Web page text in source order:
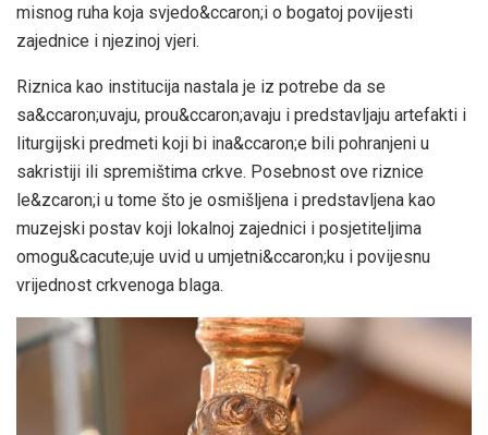
misnog ruha koja svjedo&ccaron;i o bogatoj povijesti
zajednice i njezinoj vjeri.
Riznica kao institucija nastala je iz potrebe da se
sa&ccaron;uvaju, prou&ccaron;avaju i predstavljaju artefakti i
liturgijski predmeti koji bi ina&ccaron;e bili pohranjeni u
sakristiji ili spremištima crkve. Posebnost ove riznice
le&zcaron;i u tome što je osmišljena i predstavljena kao
muzejski postav koji lokalnoj zajednici i posjetiteljima
omogu&cacute;uje uvid u umjetni&ccaron;ku i povijesnu
vrijednost crkvenoga blaga.